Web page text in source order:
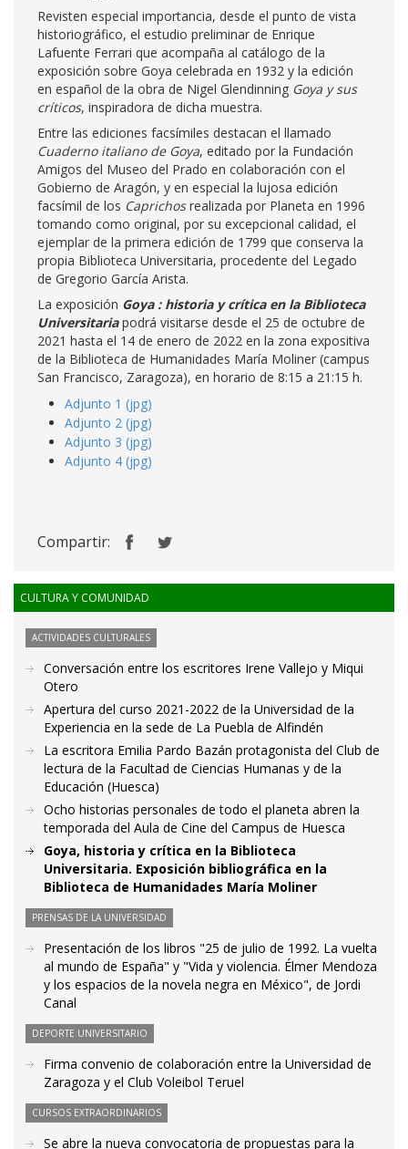
Revisten especial importancia, desde el punto de vista
historiográfico, el estudio preliminar de Enrique
Lafuente Ferrari que acompaña al catálogo de la
exposición sobre Goya celebrada en 1932 y la edición
en español de la obra de Nigel Glendinning Goya y sus
críticos, inspiradora de dicha muestra.
Entre las ediciones facsímiles destacan el llamado
Cuaderno italiano de Goya, editado por la Fundación
Amigos del Museo del Prado en colaboración con el
Gobierno de Aragón, y en especial la lujosa edición
facsímil de los Caprichosrealizada por Planeta en 1996
tomando como original, por su excepcional calidad, el
ejemplar de la primera edición de 1799 que conserva la
propia Biblioteca Universitaria, procedente del Legado
de Gregorio García Arista.
La exposición Goya : historia y crítica en la Biblioteca
Universitariapodrá visitarse desde el 25 de octubre de
2021 hasta el 14 de enero de 2022 en la zona expositiva
de la Biblioteca de Humanidades María Moliner (campus
San Francisco, Zaragoza), en horario de 8:15 a 21:15 h.
Adjunto 1 (jpg)
Adjunto 2 (jpg)
Adjunto 3 (jpg)
Adjunto 4 (jpg)
Compartir:
CULTURA Y COMUNIDAD
ACTIVIDADES CULTURALES
Conversación entre los escritores Irene Vallejo y Miqui
Otero
Apertura del curso 2021-2022 de la Universidad de la
Experiencia en la sede de La Puebla de Alfindén
La escritora Emilia Pardo Bazán protagonista del Club de
lectura de la Facultad de Ciencias Humanas y de la
Educación (Huesca)
Ocho historias personales de todo el planeta abren la
temporada del Aula de Cine del Campus de Huesca
Goya, historia y crítica en la Biblioteca
Universitaria. Exposición bibliográfica en la
Biblioteca de Humanidades María Moliner
PRENSAS DE LA UNIVERSIDAD
Presentación de los libros "25 de julio de 1992. La vuelta
al mundo de España" y "Vida y violencia. Élmer Mendoza
y los espacios de la novela negra en México", de Jordi
Canal
DEPORTE UNIVERSITARIO
Firma convenio de colaboración entre la Universidad de
Zaragoza y el Club Voleibol Teruel
CURSOS EXTRAORDINARIOS
Se abre la nueva convocatoria de propuestas para la